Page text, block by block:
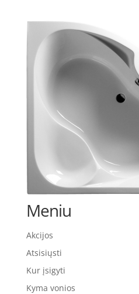
Meniu
Akcijos
Atsisiųsti
Kur įsigyti
Kyma vonios